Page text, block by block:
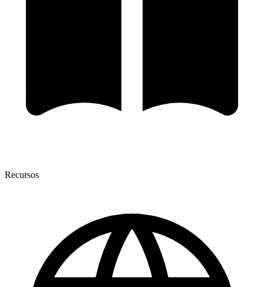
Recursos